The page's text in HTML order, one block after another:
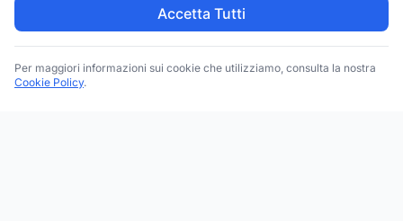
Accetta Tutti
Per maggiori informazioni sui cookie che utilizziamo, consulta la nostra
Cookie Policy.